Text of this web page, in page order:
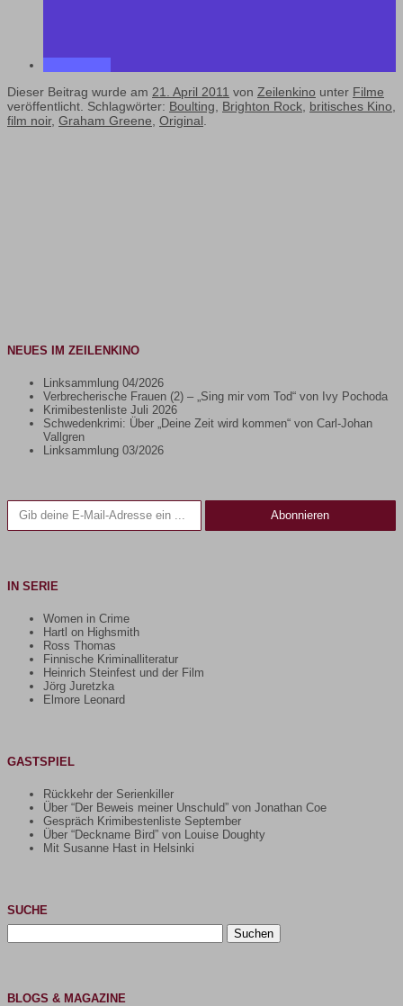
Dieser Beitrag wurde am 21. April 2011 von Zeilenkino unter Filme
veröffentlicht. Schlagwörter: Boulting, Brighton Rock, britisches Kino,
film noir, Graham Greene, Original.
NEUES IM ZEILENKINO
Linksammlung 04/2026
Verbrecherische Frauen (2) – „Sing mir vom Tod“ von Ivy Pochoda
Krimibestenliste Juli 2026
Schwedenkrimi: Über „Deine Zeit wird kommen“ von Carl-Johan
Vallgren
Linksammlung 03/2026
Gib deine E-Mail-Adresse ein ...
Abonnieren
IN SERIE
Women in Crime
Hartl on Highsmith
Ross Thomas
Finnische Kriminalliteratur
Heinrich Steinfest und der Film
Jörg Juretzka
Elmore Leonard
GASTSPIEL
Rückkehr der Serienkiller
Über “Der Beweis meiner Unschuld” von Jonathan Coe
Gespräch Krimibestenliste September
Über “Deckname Bird” von Louise Doughty
Mit Susanne Hast in Helsinki
SUCHE
Suchen
nach:
BLOGS & MAGAZINE